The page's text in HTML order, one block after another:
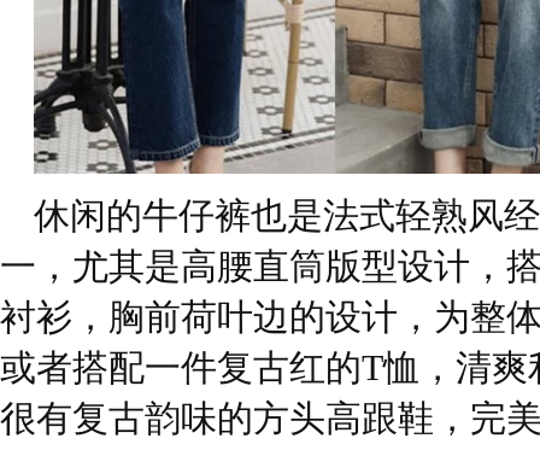
休闲的牛仔裤也是法式轻熟风
一，尤其是高腰直筒版型设计，
衬衫，胸前荷叶边的设计，为整
或者搭配一件复古红的T恤，清
很有复古韵味的方头高跟鞋，完